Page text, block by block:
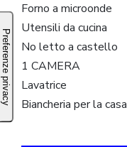
Forno a microonde
Utensili da cucina
No letto a castello
1 CAMERA
Lavatrice
Biancheria per la casa